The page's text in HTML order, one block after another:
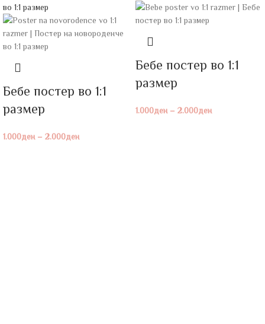
Бебе постeр во 1:1
размер
1.000ден – 2.000ден
Бебе постeр во 1:1
размер
1.000ден – 2.000ден